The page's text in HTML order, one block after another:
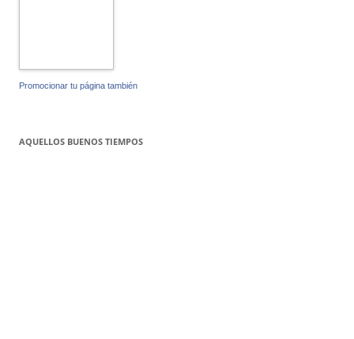
Promocionar tu página también
AQUELLOS BUENOS TIEMPOS